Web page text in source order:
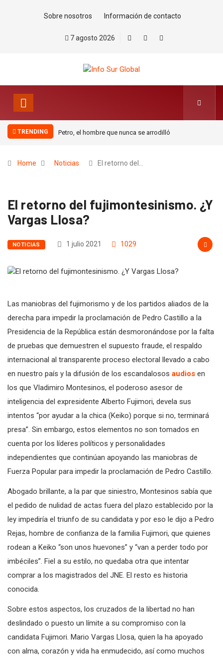
Sobre nosotros Información de contacto
7 agosto 2026
TRENDING
Petro, el hombre que nunca se arrodillóLa estrategia migratoria de la
europeo.Por Pablo Jofré Leal
Home Noticias El retorno del…
El retorno del fujimontesinismo. ¿Y
Vargas Llosa?
NOTICIAS 1 julio 2021 1029
Las maniobras del fujimorismo y de los partidos aliados de la
derecha para impedir la proclamación de Pedro Castillo a la
Presidencia de la República están desmoronándose por la falta
de pruebas que demuestren el supuesto fraude, el respaldo
internacional al transparente proceso electoral llevado a cabo
en nuestro país y la difusión de los escandalosos audios en
los que Vladimiro Montesinos, el poderoso asesor de
inteligencia del expresidente Alberto Fujimori, devela sus
intentos “por ayudar a la chica (Keiko) porque si no, terminará
presa”. Sin embargo, estos elementos no son tomados en
cuenta por los líderes políticos y personalidades
independientes que continúan apoyando las maniobras de
Fuerza Popular para impedir la proclamación de Pedro Castillo.
Abogado brillante, a la par que siniestro, Montesinos sabía que
el pedido de nulidad de actas fuera del plazo establecido por la
ley impediría el triunfo de su candidata y por eso le dijo a Pedro
Rejas, hombre de confianza de la familia Fujimori, que quienes
rodean a Keiko “son unos huevones” y “van a perder todo por
imbéciles”. Fiel a su estilo, no quedaba otra que intentar
comprar a los magistrados del JNE. El resto es historia
conocida.
Sobre estos aspectos, los cruzados de la libertad no han
deslindado o puesto un límite a su compromiso con la
candidata Fujimori. Mario Vargas Llosa, quien la ha apoyado
con alma, corazón y vida ha enmudecido, así como muchos